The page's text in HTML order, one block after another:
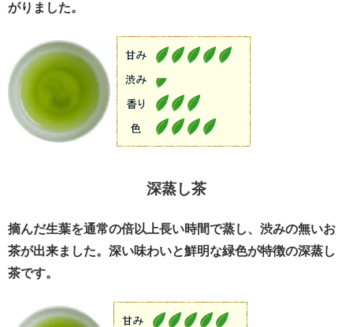
がりました。
深蒸し茶
摘んだ生葉を通常の倍以上長い時間で蒸し、渋みの無いお
茶が出来ました。深い味わいと鮮明な緑色が特徴の深蒸し
茶です。